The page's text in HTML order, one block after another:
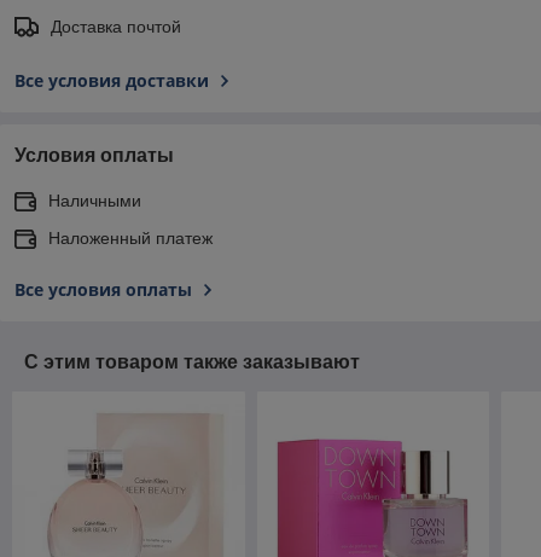
Доставка почтой
Все условия доставки
Условия оплаты
Наличными
Наложенный платеж
Все условия оплаты
С этим товаром также заказывают